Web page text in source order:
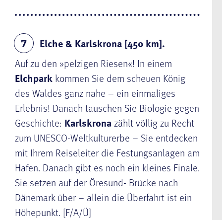
7
Elche & Karlskrona [450 km].
Auf zu den »pelzigen Riesen«! In einem
Elchpark kommen Sie dem scheuen König
des Waldes ganz nahe – ein einmaliges
Erlebnis! Danach tauschen Sie Biologie gegen
Geschichte: Karlskronazählt völlig zu Recht
zum UNESCO-Weltkulturerbe – Sie entdecken
mit Ihrem Reiseleiter die Festungsanlagen am
Hafen. Danach gibt es noch ein kleines Finale.
Sie setzen auf der Öresund- Brücke nach
Dänemark über – allein die Überfahrt ist ein
Höhepunkt. [F/A/Ü]